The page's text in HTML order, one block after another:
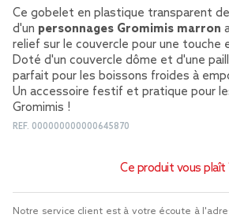
Ce gobelet en plastique transparent
d'un personnages Gromimis marron
relief sur le couvercle pour une touche
Doté d'un couvercle dôme et d'une
parfait pour les boissons froides à
Un accessoire festif et pratique pour
Gromimis !
REF. 000000000000645870
Ce produit vous plaît
Notre service client est à votre écoute à